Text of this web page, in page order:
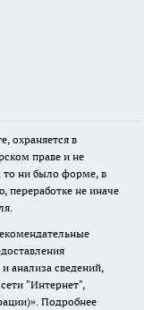
охраняется в
праве и не
то ни было форме, в
переработке не иначе
анализа сведений,
"Интернет",
Подробнее